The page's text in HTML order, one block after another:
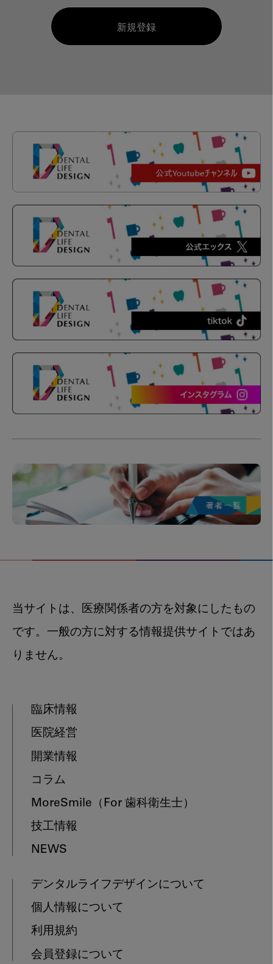
新規登録
当サイトは、医療関係者の方を対象にしたもの
です。一般の方に対する情報提供サイトではあ
りません。
臨床情報
医院経営
開業情報
コラム
MoreSmile （For 歯科衛生士）
技工情報
NEWS
デンタルライフデザインについて
個人情報について
利用規約
会員登録について